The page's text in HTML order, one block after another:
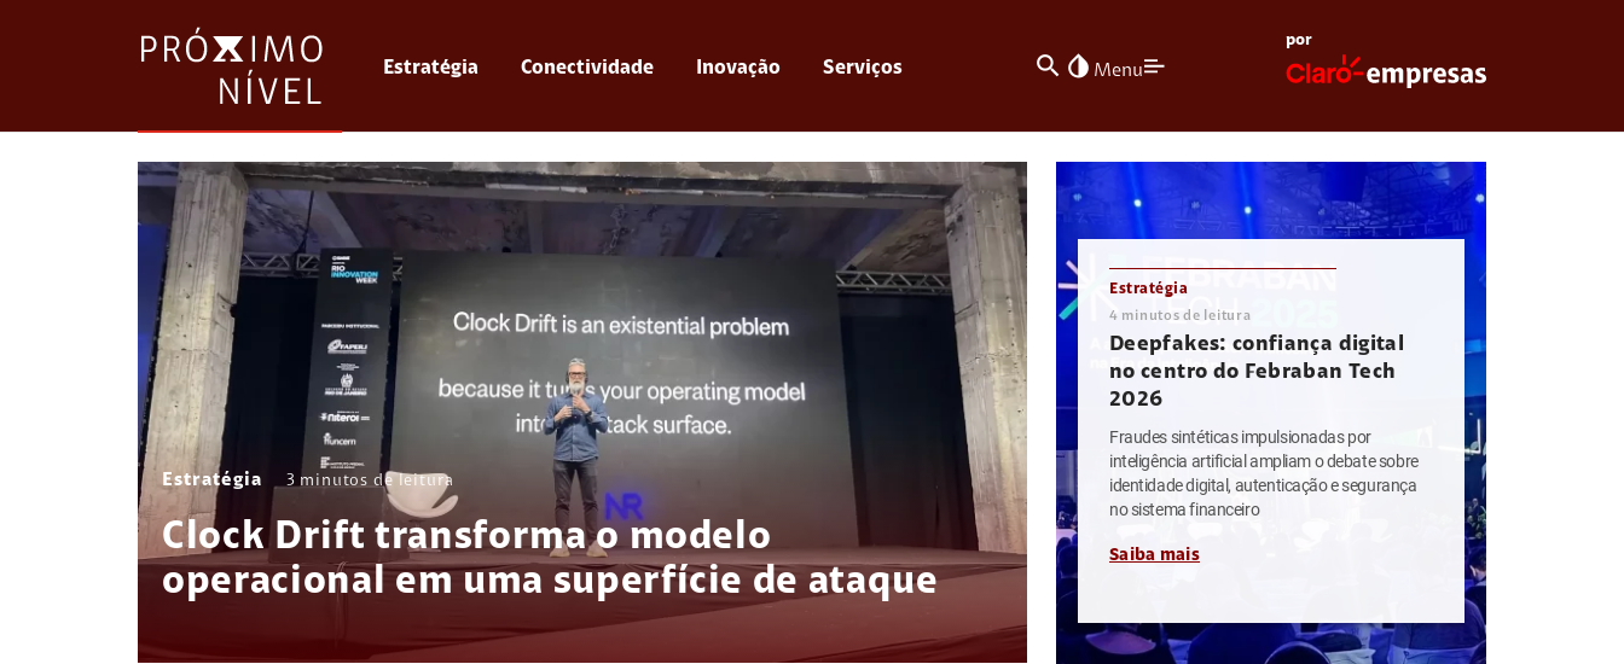
Estratégia Conectividade Inovação Serviços search invert_colors Menu
por
Estratégia 3 minutos de leitura
Clock Drift transforma o modelo
operacional em uma superfície de ataque
Estratégia
4 minutos de leitura
Deepfakes: confiança digital
no centro do Febraban Tech
2026
Fraudes sintéticas impulsionadas por
inteligência artificial ampliam o debate sobre
identidade digital, autenticação e segurança
no sistema financeiro
Saiba mais